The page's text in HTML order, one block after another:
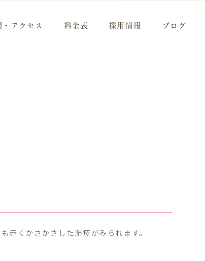
アクセス 料金表 採用情報 ブログ
赤くかさかさした湿疹がみられます。